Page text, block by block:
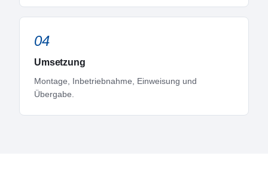
04
Umsetzung
Montage, Inbetriebnahme, Einweisung und
Übergabe.